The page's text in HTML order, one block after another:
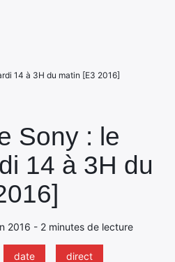
Sony : le
14 à 3H du
2016 - 2 minutes de lecture
date
direct
14 à 3H du matin [E3 2016]